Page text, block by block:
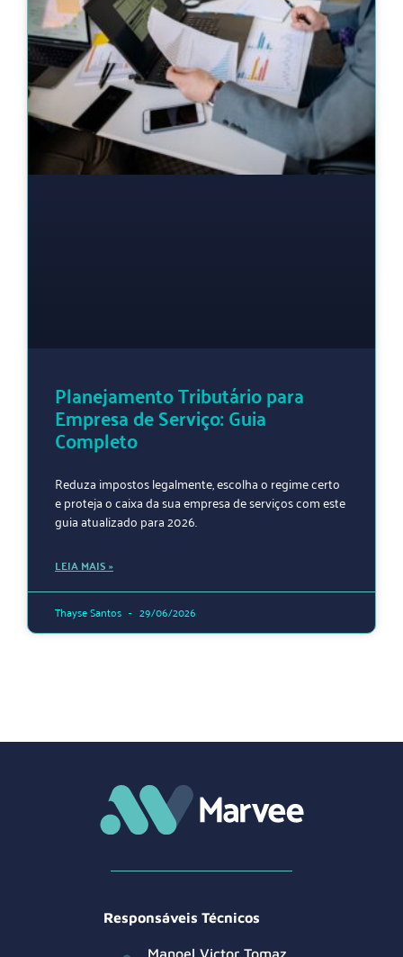
Planejamento Tributário para
Empresa de Serviço: Guia
Completo
Reduza impostos legalmente, escolha o regime certo
e proteja o caixa da sua empresa de serviços com este
guia atualizado para 2026.
LEIA MAIS »
Thayse Santos 29/06/2026
Responsáveis Técnicos
Manoel Victor Tomaz